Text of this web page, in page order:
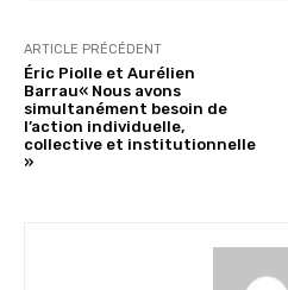
ARTICLE PRÉCÉDENT
Éric Piolle et Aurélien
Barrau« Nous avons
simultanément besoin de
l’action individuelle,
collective et institutionnelle
»